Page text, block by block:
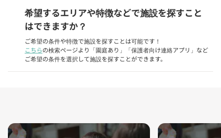
希望するエリアや特徴などで施設を探すこと
はできますか？
ご希望の条件や特徴で施設を探すことは可能です！
こちらの検索ページより「園庭あり」「保護者向け連絡アプリ」など
ご希望の条件を選択して施設を探すことができます。